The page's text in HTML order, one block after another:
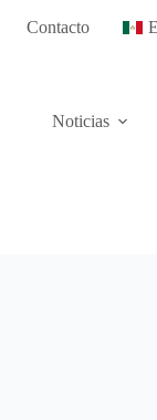
Contacto
Noticias